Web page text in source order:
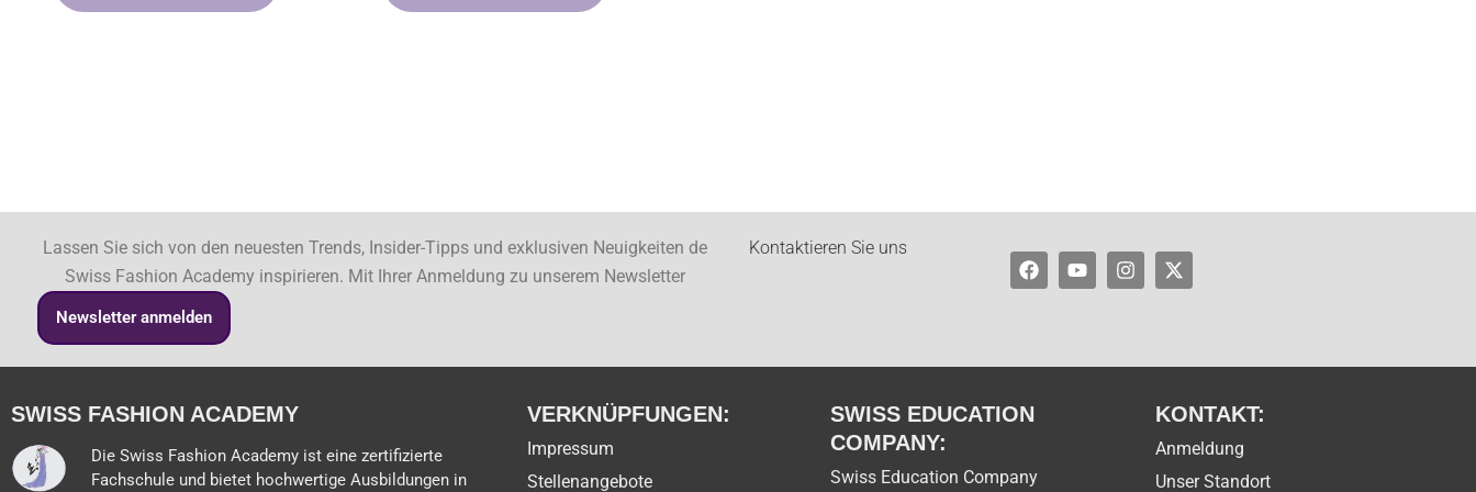
Lassen Sie sich von den neuesten Trends, Insider-Tipps und exklusiven Neuigkeiten de
Swiss Fashion Academy inspirieren. Mit Ihrer Anmeldung zu unserem Newsletter
Newsletter anmelden
Kontaktieren Sie uns
FacebookYoutubeInstagram
X-
twitter
SWISS FASHION ACADEMY
Die Swiss Fashion Academy ist eine zertifizierte
Fachschule und bietet hochwertige Ausbildungen in
VERKNÜPFUNGEN:
Impressum
Stellenangebote
SWISS EDUCATION
COMPANY:
Swiss Education Company
KONTAKT:
Anmeldung
Unser Standort